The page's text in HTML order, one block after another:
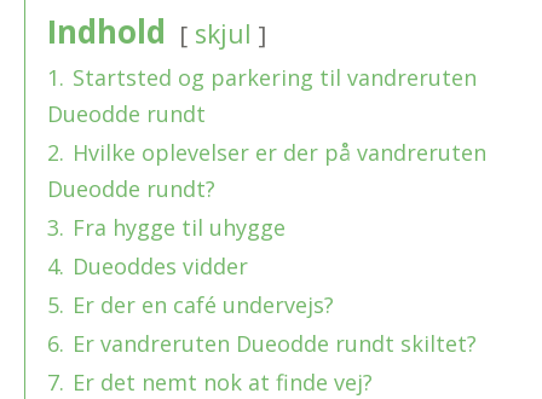
Indhold skjul
1. Startsted og parkering til vandreruten
Dueodde rundt
2. Hvilke oplevelser er der på vandreruten
Dueodde rundt?
3. Fra hygge til uhygge
4. Dueoddes vidder
5. Er der en café undervejs?
6. Er vandreruten Dueodde rundt skiltet?
7. Er det nemt nok at finde vej?